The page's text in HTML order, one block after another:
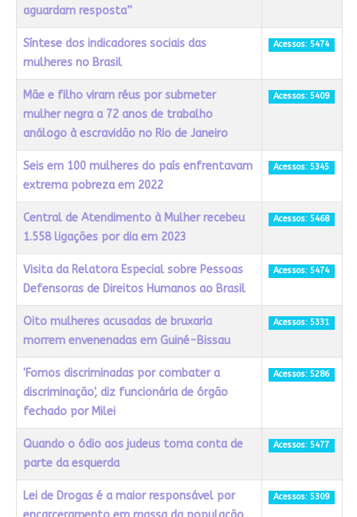
aguardam resposta”
Síntese dos indicadores sociais das
mulheres no Brasil
Acessos: 5474
Mãe e filho viram réus por submeter
mulher negra a 72 anos de trabalho
análogo à escravidão no Rio de Janeiro
Acessos: 5409
Seis em 100 mulheres do país enfrentavam
extrema pobreza em 2022
Acessos: 5345
Central de Atendimento à Mulher recebeu
1.558 ligações por dia em 2023
Acessos: 5468
Visita da Relatora Especial sobre Pessoas
Defensoras de Direitos Humanos ao Brasil
Acessos: 5474
Oito mulheres acusadas de bruxaria
morrem envenenadas em Guiné-Bissau
Acessos: 5331
'Fomos discriminadas por combater a
discriminação', diz funcionária de órgão
fechado por Milei
Acessos: 5286
Quando o ódio aos judeus toma conta de
parte da esquerda
Acessos: 5477
Lei de Drogas é a maior responsável por
Acessos: 5309